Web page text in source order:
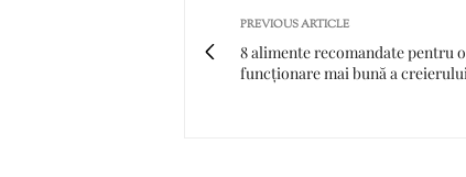
PREVIOUS ARTICLE
8 alimente recomandate pentru o
funcționare mai bună a creierului